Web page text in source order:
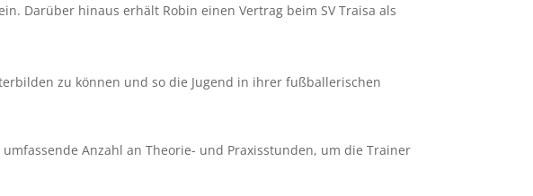
Darüber hinaus erhält Robin einen Vertrag beim SV Traisa als
zu können und so die Jugend in ihrer fußballerischen
Anzahl an Theorie- und Praxisstunden, um die Trainer